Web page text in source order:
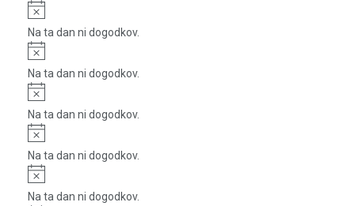
Notice
Na ta dan ni dogodkov.
Notice
Na ta dan ni dogodkov.
Notice
Na ta dan ni dogodkov.
Notice
Na ta dan ni dogodkov.
Notice
Na ta dan ni dogodkov.